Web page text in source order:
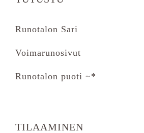
Runotalon Sari
Voimarunosivut
Runotalon puoti ~*
TILAAMINEN